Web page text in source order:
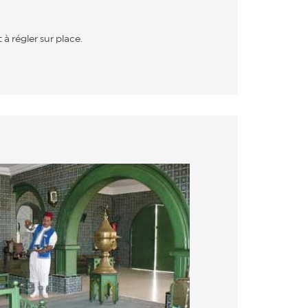
régler sur place.